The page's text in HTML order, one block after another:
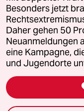
wenden Sie sich bitte an
Feedback
Leitlinie Informant
Seitenwende
Besonders jetzt
Daher gehen 50
Neuanmeldungen
eine Kampagne,
und Jugendorte